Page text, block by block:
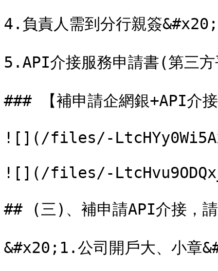
4.負責人需到分行親簽&#x20;
5.API介接服務申請書(第三
### 【補申請企網銀+API介
![](/files/-
![](/files/-
## (三)、補申請API介接，
&#x20;1.公司開戶大、小章